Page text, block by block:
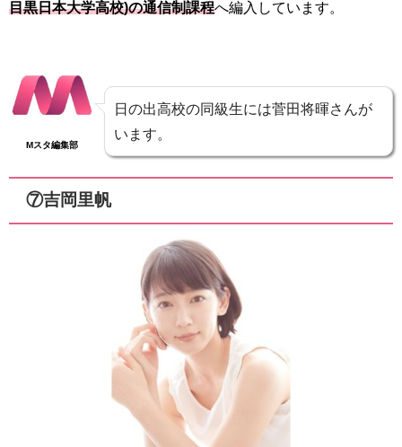
目黒日本大学高校)の通信制課程へ編入しています。
Mスタ編集部
日の出高校の同級生には菅田将暉さんが
います。
⑦吉岡里帆